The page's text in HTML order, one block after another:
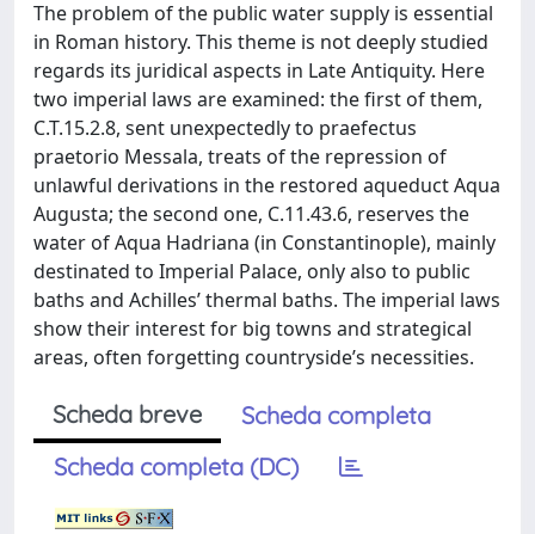
The problem of the public water supply is essential
in Roman history. This theme is not deeply studied
regards its juridical aspects in Late Antiquity. Here
two imperial laws are examined: the first of them,
C.T.15.2.8, sent unexpectedly to praefectus
praetorio Messala, treats of the repression of
unlawful derivations in the restored aqueduct Aqua
Augusta; the second one, C.11.43.6, reserves the
water of Aqua Hadriana (in Constantinople), mainly
destinated to Imperial Palace, only also to public
baths and Achilles’ thermal baths. The imperial laws
show their interest for big towns and strategical
areas, often forgetting countryside’s necessities.
Scheda breve
Scheda completa
Scheda completa (DC)